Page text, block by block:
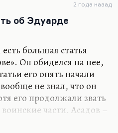
что нет, я не думал
и то, что я там
что писать по-
От этого никуда не
делает речь
с английского я буду
Кунищака, буду
Конечно, я…
2 года назад
об Эдуарде
большая статья
Он обиделся на нее,
его опять начали
не знал, что он
его продолжали звать
части. Асадов –